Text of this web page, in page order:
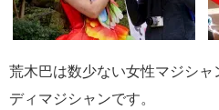
荒木巴は数少ない女性マジシャ
ディマジシャンです。